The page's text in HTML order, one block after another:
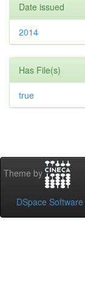
Date issued
2014
Has File(s)
true
Theme by
DSpace Software